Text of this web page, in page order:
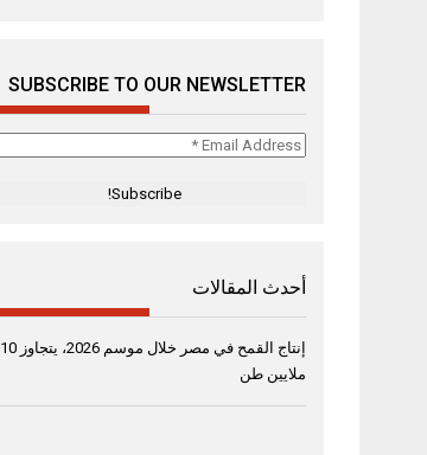
SUBSCRIBE TO OUR NEWSLETTER
Email
أحدث المقالات
إنتاج القمح في مصر خلال موسم 2026، يتجاوز 10
ملايين طن